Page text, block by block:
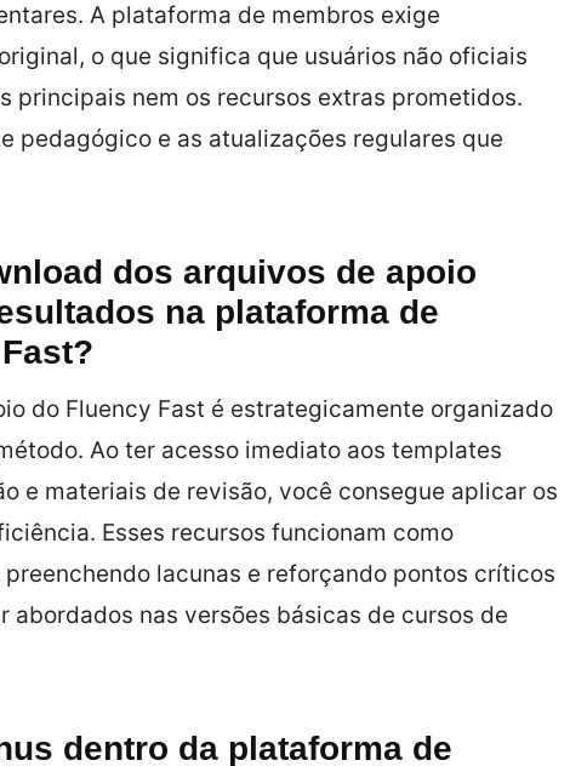
A plataforma de membros exige
o que significa que usuários não oficiais
principais nem os recursos extras prometidos.
pedagógico e as atualizações regulares que
dos arquivos de apoio
na plataforma de
do Fluency Fast é estrategicamente organizado
Ao ter acesso imediato aos templates
e materiais de revisão, você consegue aplicar os
Esses recursos funcionam como
lacunas e reforçando pontos críticos
abordados nas versões básicas de cursos de
dentro da plataforma de